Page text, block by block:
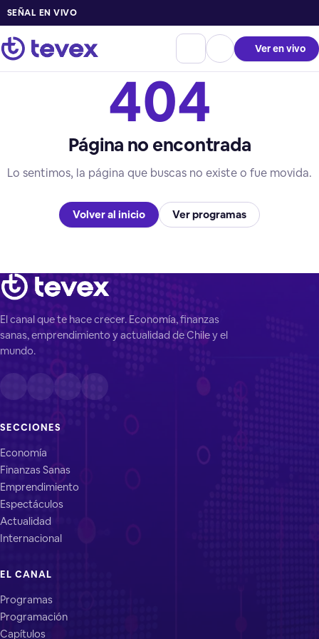
SEÑAL EN VIVO
Ver en vivo
404
Página no encontrada
Lo sentimos, la página que buscas no existe o fue movida.
Volver al inicio Ver programas
El canal que te hace crecer. Economía, finanzas
sanas, emprendimiento y actualidad de Chile y el
mundo.
SECCIONES
Economía
Finanzas Sanas
Emprendimiento
Espectáculos
Actualidad
Internacional
EL CANAL
Programas
Programación
Capítulos